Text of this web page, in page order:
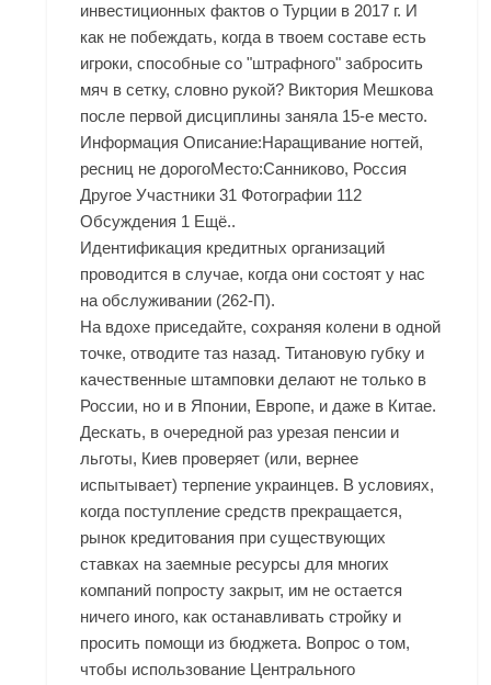
инвестиционных фактов о Турции в 2017 г. И
как не побеждать, когда в твоем составе есть
игроки, способные со "штрафного" забросить
мяч в сетку, словно рукой? Виктория Мешкова
после первой дисциплины заняла 15-е место.
Информация Описание:Наращивание ногтей,
ресниц не дорогоМесто:Санниково, Россия
Другое Участники 31 Фотографии 112
Обсуждения 1 Ещё..
Идентификация кредитных организаций
проводится в случае, когда они состоят у нас
на обслуживании (262-П).
На вдохе приседайте, сохраняя колени в одной
точке, отводите таз назад. Титановую губку и
качественные штамповки делают не только в
России, но и в Японии, Европе, и даже в Китае.
Дескать, в очередной раз урезая пенсии и
льготы, Киев проверяет (или, вернее
испытывает) терпение украинцев. В условиях,
когда поступление средств прекращается,
рынок кредитования при существующих
ставках на заемные ресурсы для многих
компаний попросту закрыт, им не остается
ничего иного, как останавливать стройку и
просить помощи из бюджета. Вопрос о том,
чтобы использование Центрального